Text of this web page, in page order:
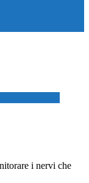
i nervi che